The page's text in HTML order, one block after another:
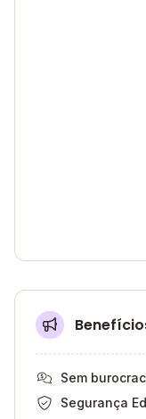
Sem
Segurança